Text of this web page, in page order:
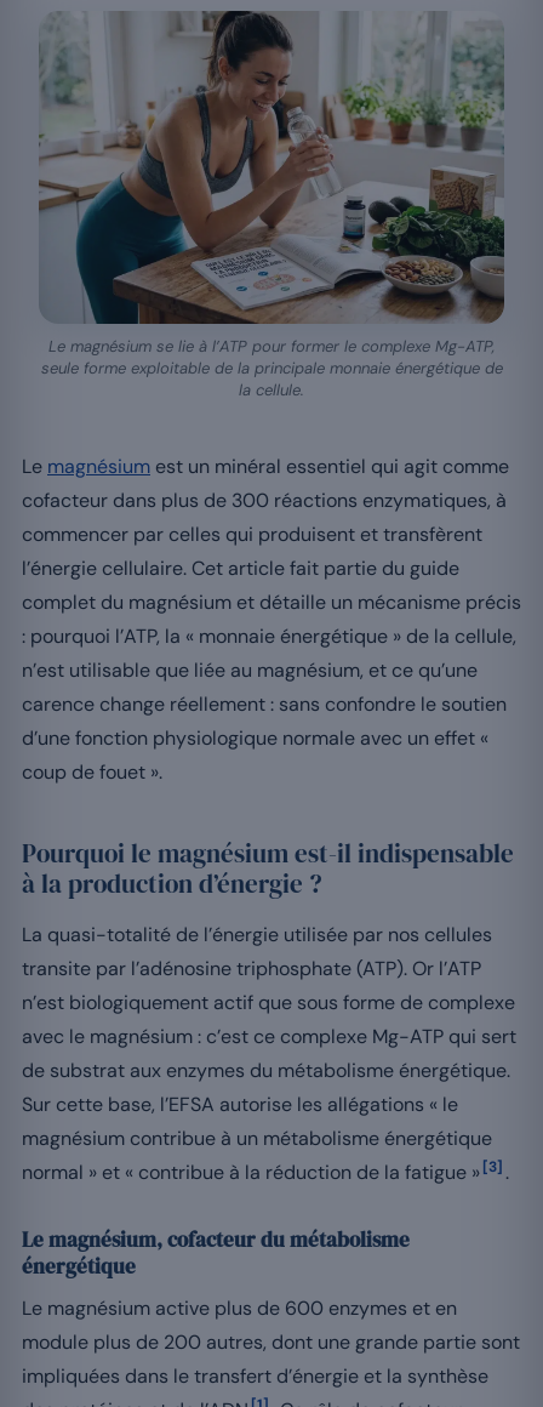
Le magnésium se lie à l’ATP pour former le complexe Mg-ATP,
seule forme exploitable de la principale monnaie énergétique de
la cellule.
Le magnésium est un minéral essentiel qui agit comme
cofacteur dans plus de 300 réactions enzymatiques, à
commencer par celles qui produisent et transfèrent
l’énergie cellulaire. Cet article fait partie du guide
complet du magnésium et détaille un mécanisme précis
: pourquoi l’ATP, la « monnaie énergétique » de la cellule,
n’est utilisable que liée au magnésium, et ce qu’une
carence change réellement : sans confondre le soutien
d’une fonction physiologique normale avec un effet «
coup de fouet ».
Pourquoi le magnésium est-il indispensable
à la production d’énergie ?
La quasi-totalité de l’énergie utilisée par nos cellules
transite par l’adénosine triphosphate (ATP). Or l’ATP
n’est biologiquement actif que sous forme de complexe
avec le magnésium : c’est ce complexe Mg-ATP qui sert
de substrat aux enzymes du métabolisme énergétique.
Sur cette base, l’EFSA autorise les allégations « le
magnésium contribue à un métabolisme énergétique
normal » et « contribue à la réduction de la fatigue »[3] .
Le magnésium, cofacteur du métabolisme
énergétique
Le magnésium active plus de 600 enzymes et en
module plus de 200 autres, dont une grande partie sont
impliquées dans le transfert d’énergie et la synthèse